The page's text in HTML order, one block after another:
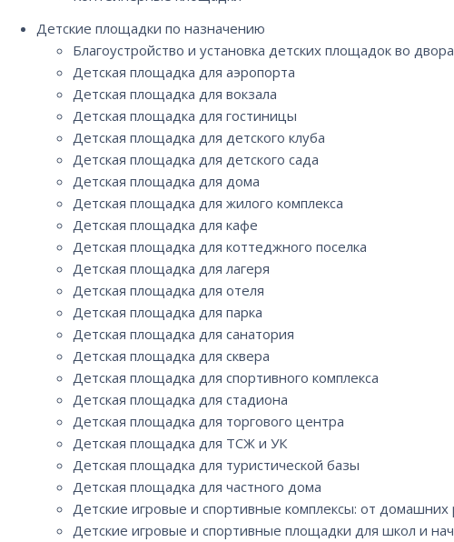
Детские площадки по назначению
Благоустройство и установка детских площадок во
Детская площадка для аэропорта
Детская площадка для вокзала
Детская площадка для гостиницы
Детская площадка для детского клуба
Детская площадка для детского сада
Детская площадка для дома
Детская площадка для жилого комплекса
Детская площадка для кафе
Детская площадка для коттеджного поселка
Детская площадка для лагеря
Детская площадка для отеля
Детская площадка для парка
Детская площадка для санатория
Детская площадка для сквера
Детская площадка для спортивного комплекса
Детская площадка для стадиона
Детская площадка для торгового центра
Детская площадка для ТСЖ и УК
Детская площадка для туристической базы
Детская площадка для частного дома
Детские игровые и спортивные комплексы: от
Детские игровые и спортивные площадки для школ и